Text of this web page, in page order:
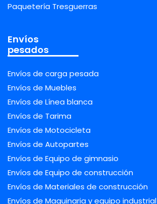
Paquetería Tresguerras
Envíos
pesados
Envíos de carga pesada
Envíos de Muebles
Envíos de Línea blanca
Envíos de Tarima
Envíos de Motocicleta
Envíos de Autopartes
Envíos de Equipo de gimnasio
Envíos de Equipo de construcción
Envíos de Materiales de construcción
Envíos de Maquinaria y equipo industrial